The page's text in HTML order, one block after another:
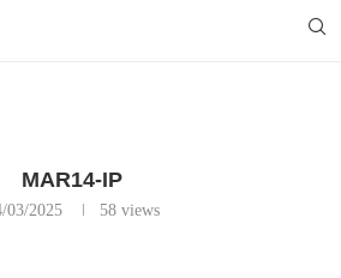
MAR14-IP
03/2025 58views